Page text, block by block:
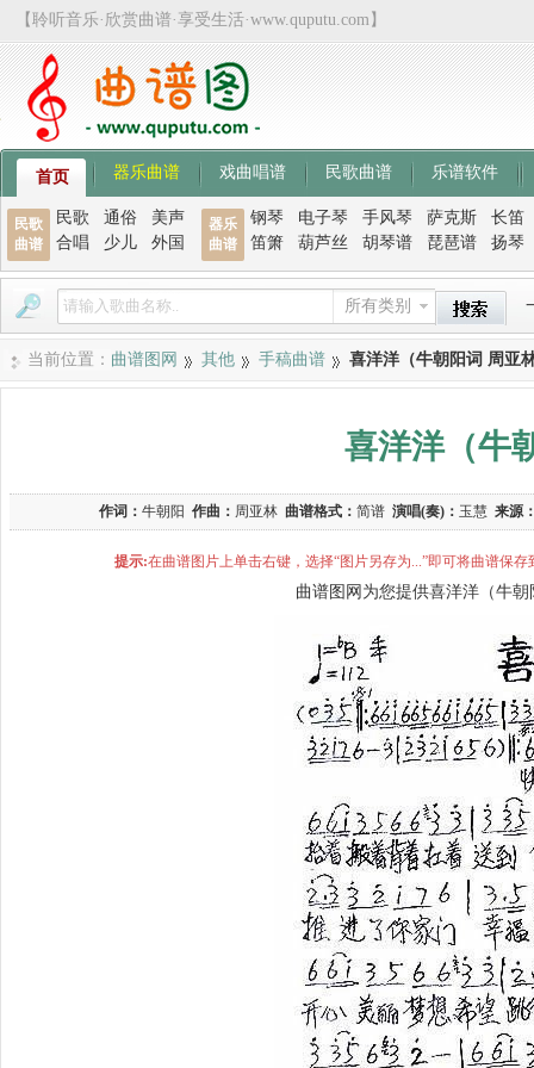
【聆听音乐·欣赏曲谱·享受生活·www.quputu.com】
首页 器乐曲谱 戏曲唱谱 民歌曲谱 乐谱软件
民歌
曲谱
民歌 通俗
美声
合唱
少儿 外国
器乐
曲谱
钢琴 电子琴 手风琴 萨克斯
长笛
笛箫
葫芦丝 胡琴谱 琵琶谱 扬琴
所有类别
当前位置： 曲谱图网 其他 手稿曲谱 喜洋洋（牛朝阳词 周亚
喜洋洋（牛
作词： 牛朝阳 作曲： 周亚林 曲谱格式： 简谱 演唱(奏)： 玉慧 来源
提示:在曲谱图片上单击右键，选择“图片另存为...”即可将曲谱保
曲谱图网为您提供喜洋洋（牛